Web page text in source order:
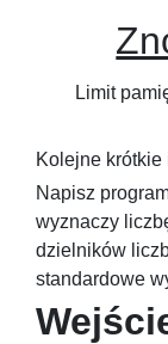
Limit
Kolejne krótkie
Napisz
wyznaczy
dzielników
standardowe